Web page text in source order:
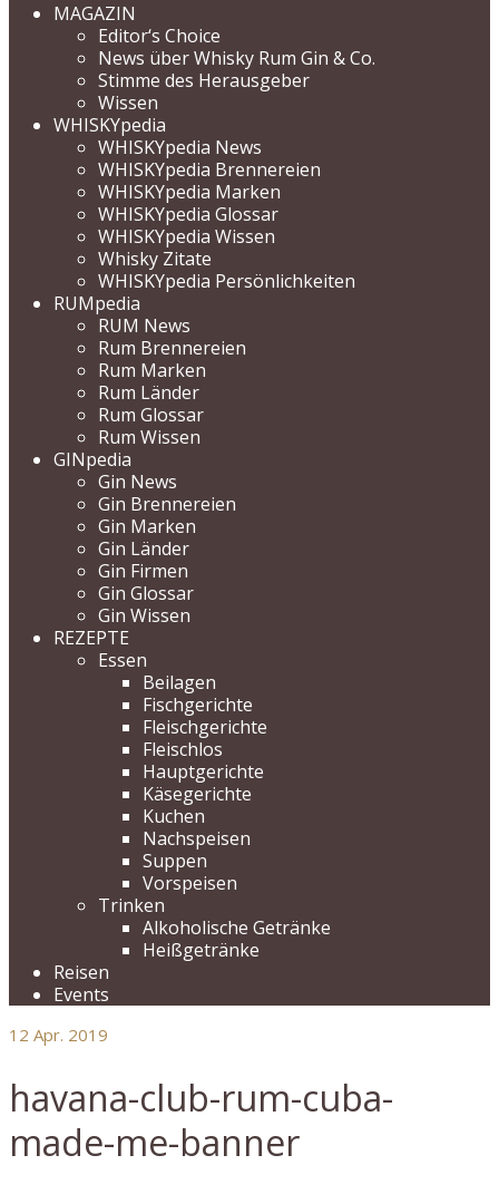
MAGAZIN
Editor‘s Choice
News über Whisky Rum Gin & Co.
Stimme des Herausgeber
Wissen
WHISKYpedia
WHISKYpedia News
WHISKYpedia Brennereien
WHISKYpedia Marken
WHISKYpedia Glossar
WHISKYpedia Wissen
Whisky Zitate
WHISKYpedia Persönlichkeiten
RUMpedia
RUM News
Rum Brennereien
Rum Marken
Rum Länder
Rum Glossar
Rum Wissen
GINpedia
Gin News
Gin Brennereien
Gin Marken
Gin Länder
Gin Firmen
Gin Glossar
Gin Wissen
REZEPTE
Essen
Beilagen
Fischgerichte
Fleischgerichte
Fleischlos
Hauptgerichte
Käsegerichte
Kuchen
Nachspeisen
Suppen
Vorspeisen
Trinken
Alkoholische Getränke
Heißgetränke
Reisen
Events
12 Apr. 2019
havana-club-rum-cuba-
made-me-banner